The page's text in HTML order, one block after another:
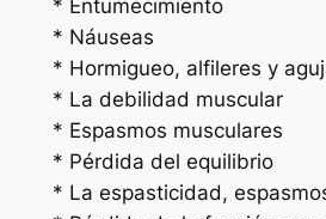
* Entumecimiento
* Náuseas
* Hormigueo, alfileres y
* La debilidad muscular
* Espasmos musculares
* Pérdida del equilibrio
* La espasticidad,